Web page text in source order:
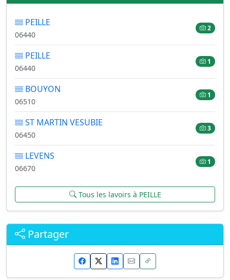
PEILLE
06440
2
PEILLE
06440
1
BOUYON
06510
1
ST MARTIN VESUBIE
06450
3
LEVENS
06670
1
Tous les lavoirs à PEILLE
Partager